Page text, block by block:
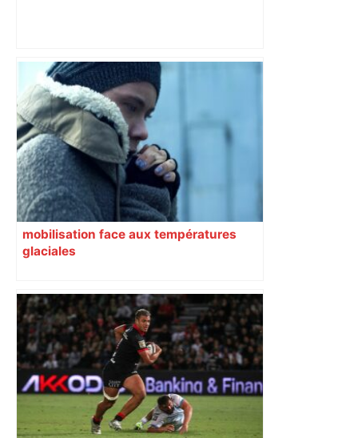
Top 14 : Perpignan mate le leader
Toulouse et quitte la dernière place –
lanouvellerepublique.fr
mobilisation face aux températures
glaciales